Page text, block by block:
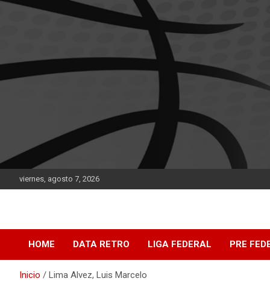
Saltar
viernes, agosto 7, 2026
DATA Basquet
HOME DATA RETRO LIGA FEDERAL PRE
Inicio Lima Alvez, Luis Marcelo